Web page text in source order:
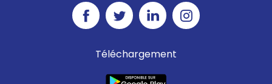
Téléchargement